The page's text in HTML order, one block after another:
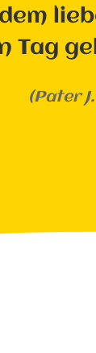
Tag
(Pater